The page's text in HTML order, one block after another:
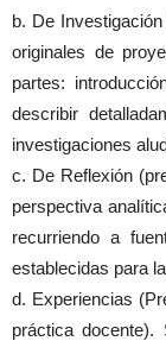
b. De
originales de
partes:
describir
investigaciones
c. De Reflexión
perspectiva
recurriendo a
establecidas para
d. Experiencias
práctica